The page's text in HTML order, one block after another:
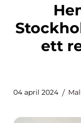
Hemstädning i
ett
04 april 2024